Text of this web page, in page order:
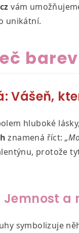
vám
unikátní.
Vášeň,
hluboké
znamená říct:
protože
Jemnost
symbolizuje